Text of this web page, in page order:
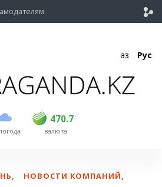
Қаз Рус
470.7
468.5 470.7
валюта
, НОВОСТИ КОМПАНИЙ,